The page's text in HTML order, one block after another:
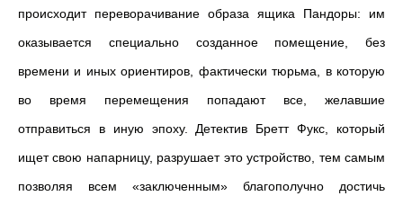
происходит переворачивание образа ящика Пандоры: им
оказывается специально созданное помещение, без
времени и иных ориентиров, фактически тюрьма, в которую
во время перемещения попадают все, желавшие
отправиться в иную эпоху. Детектив Бретт Фукс, который
ищет свою напарницу, разрушает это устройство, тем самым
позволяя всем «заключенным» благополучно достичь